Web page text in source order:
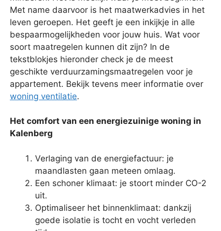
Met name daarvoor is het maatwerkadvies in het
leven geroepen. Het geeft je een inkijkje in alle
bespaarmogelijkheden voor jouw huis. Wat voor
soort maatregelen kunnen dit zijn? In de
tekstblokjes hieronder check je de meest
geschikte verduurzamingsmaatregelen voor je
appartement. Bekijk tevens meer informatie over
woning ventilatie.
Het comfort van een energiezuinige woning in
Kalenberg
Verlaging van de energiefactuur: je
maandlasten gaan meteen omlaag.
Een schoner klimaat: je stoort minder CO-2
uit.
Optimaliseer het binnenklimaat: dankzij
goede isolatie is tocht en vocht verleden